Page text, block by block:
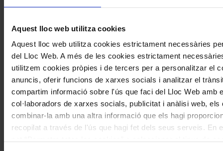
Aquest lloc web utilitza cookies
Aquest lloc web utilitza cookies estrictament necessàries
del Lloc Web. A més de les cookies estrictament
utilitzem cookies pròpies i de tercers per a personalitzar el
anuncis, oferir funcions de xarxes socials i analitzar el
compartim informació sobre l'ús que faci del Lloc Web amb
col·laboradors de xarxes socials, publicitat i anàlisi web, els
combinar-la amb una altra informació que els hagi
recopilat a través de l'ús que hagi fet dels seus serveis. En
Nom*
Correu electrònic *
Navegar
per
les
articles
de
També et pot interessar